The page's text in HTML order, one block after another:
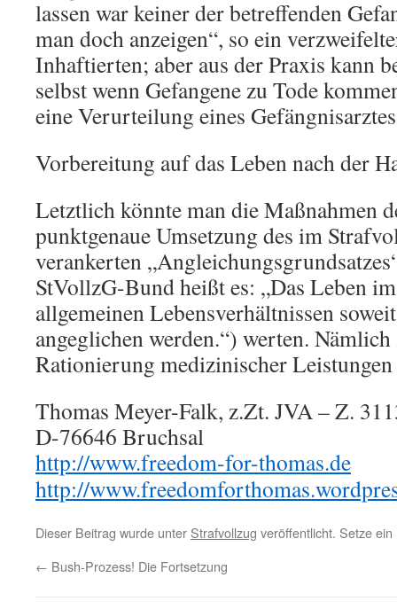
lassen war keiner der betreffenden
man doch anzeigen“, so ein
Inhaftierten; aber aus der Praxis kann
selbst wenn Gefangene zu Tode
eine Verurteilung eines
Vorbereitung auf das Leben nach der
Letztlich könnte man die Maßnahmen
punktgenaue Umsetzung des im
verankerten
StVollzG-Bund heißt es: „Das Leben
allgemeinen Lebensverhältnissen
angeglichen werden.“) werten.
Rationierung medizinischer
Thomas Meyer-Falk, z.Zt. JVA – Z.
D-76646 Bruchsal
http://www.freedom-for-thomas.de
http://
Dieser Beitrag wurde unter Strafvollzug veröffentlicht. Setze
← Bush-Prozess! Die Fortsetzung